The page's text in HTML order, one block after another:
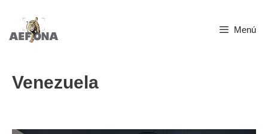
Saltar
Menú
Venezuela